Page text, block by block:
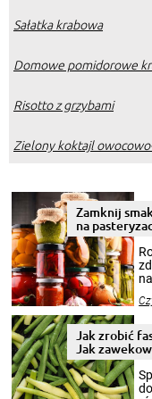
Sałatka krabowa
Domowe pomidorowe
Risotto z grzybami
Zielony koktajl
Zamknij
na
Jak zrobić
Jak